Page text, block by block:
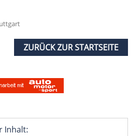
ZURÜCK ZUR STARTSEITE
Inhalt: